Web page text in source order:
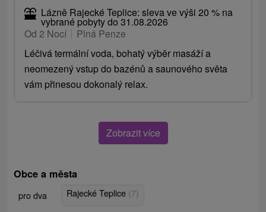
Lázně Rajecké Teplice: sleva ve výši 20 % na
vybrané pobyty do 31.08.2026
Od 2 Nocí
Plná Penze
Léčivá termální voda, bohatý výběr masáží a
neomezený vstup do bazénů a saunového světa
vám přinesou dokonalý relax.
Zobrazit více
Obce a města
pro dva Rajecké Teplice (7)